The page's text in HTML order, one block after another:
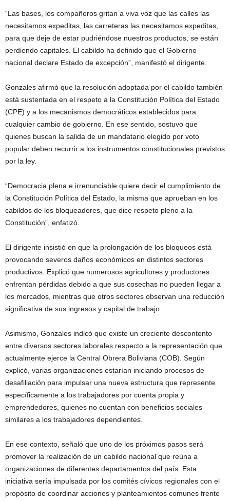
“Las bases, los compañeros gritan a viva voz que las calles las
necesitamos expeditas, las carreteras las necesitamos expeditas,
para que deje de estar pudriéndose nuestros productos, se están
perdiendo capitales. El cabildo ha definido que el Gobierno
nacional declare Estado de excepción”, manifestó el dirigente.
Gonzales afirmó que la resolución adoptada por el cabildo también
está sustentada en el respeto a la Constitución Política del Estado
(CPE) y a los mecanismos democráticos establecidos para
cualquier cambio de gobierno. En ese sentido, sostuvo que
quienes buscan la salida de un mandatario elegido por voto
popular deben recurrir a los instrumentos constitucionales previstos
por la ley.
“Democracia plena e irrenunciable quiere decir el cumplimiento de
la Constitución Política del Estado, la misma que aprueban en los
cabildos de los bloqueadores, que dice respeto pleno a la
Constitución”, enfatizó.
El dirigente insistió en que la prolongación de los bloqueos está
provocando severos daños económicos en distintos sectores
productivos. Explicó que numerosos agricultores y productores
enfrentan pérdidas debido a que sus cosechas no pueden llegar a
los mercados, mientras que otros sectores observan una reducción
significativa de sus ingresos y capital de trabajo.
Asimismo, Gonzales indicó que existe un creciente descontento
entre diversos sectores laborales respecto a la representación que
actualmente ejerce la Central Obrera Boliviana (COB). Según
explicó, varias organizaciones estarían iniciando procesos de
desafiliación para impulsar una nueva estructura que represente
específicamente a los trabajadores por cuenta propia y
emprendedores, quienes no cuentan con beneficios sociales
similares a los trabajadores dependientes.
En ese contexto, señaló que uno de los próximos pasos será
promover la realización de un cabildo nacional que reúna a
organizaciones de diferentes departamentos del país. Esta
iniciativa sería impulsada por los comités cívicos regionales con el
propósito de coordinar acciones y planteamientos comunes frente